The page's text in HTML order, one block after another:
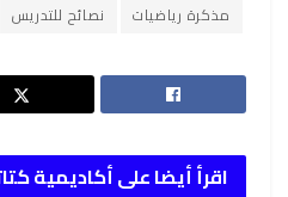
مذكرة رياضيات
نصائح للتدريس
اقرأ أيضا على أكاديمية